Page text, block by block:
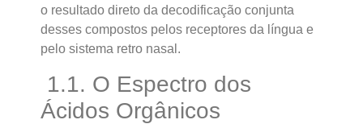
o resultado direto da decodificação conjunta
desses compostos pelos receptores da língua e
pelo sistema retro nasal.
1.1. O Espectro dos
Ácidos Orgânicos